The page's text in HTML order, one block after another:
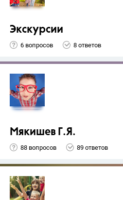
Экскурсии
6 вопросов 8 ответов
Мякишев Г.Я.
88 вопросов 89 ответов